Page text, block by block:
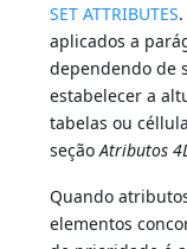
SET ATTRIBUTES
aplicados a
dependendo de
estabelecer a
tabelas ou
seçãoAtributos
Quando
elementos